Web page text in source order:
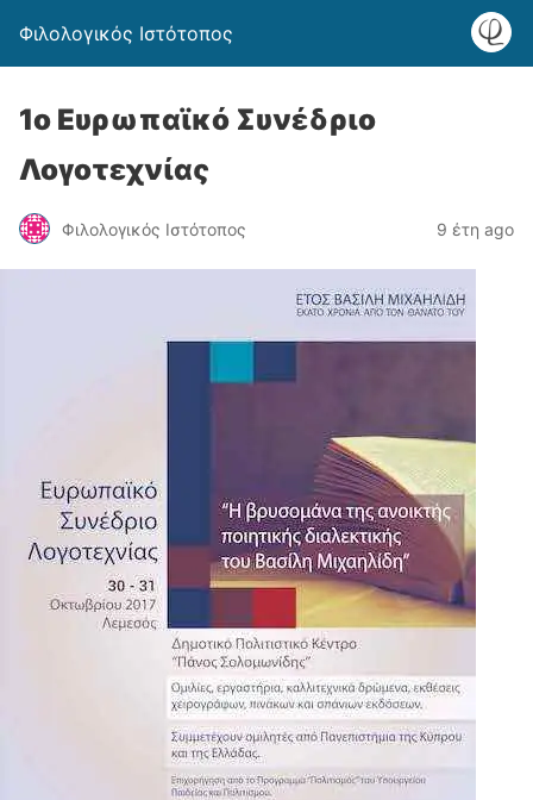
Φιλολογικός Ιστότοπος
1o Ευρωπαϊκό Συνέδριο
Λογοτεχνίας
Φιλολογικός Ιστότοπος 9 έτη ago